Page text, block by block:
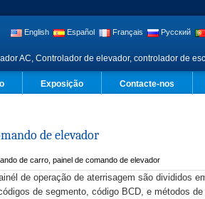
English Español Français Русский
AC, Controlador de elevador, controlador de
Exposição Contacte-nos
de elevador
de carro, painel de comando de elevador
de operação de aterrisagem são divididos
de segmento, código BCD, e métodos